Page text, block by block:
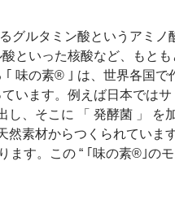
グルタミン酸というアミノ
といった核酸など、もと
味の素® ｣ は、世界各国で
います。例えば日本では
、そこに 「 発酵菌 」 を
素材からつくられていま
す。この “ ｢味の素®｣の